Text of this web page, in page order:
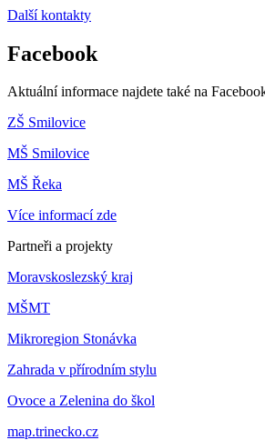
Další kontakty
Facebook
Aktuální informace najdete také na
ZŠ Smilovice
MŠ Smilovice
MŠ Řeka
Více informací zde
Partneři a projekty
Moravskoslezský kraj
MŠMT
Mikroregion Stonávka
Zahrada v přírodním stylu
Ovoce a Zelenina do škol
map.trinecko.cz